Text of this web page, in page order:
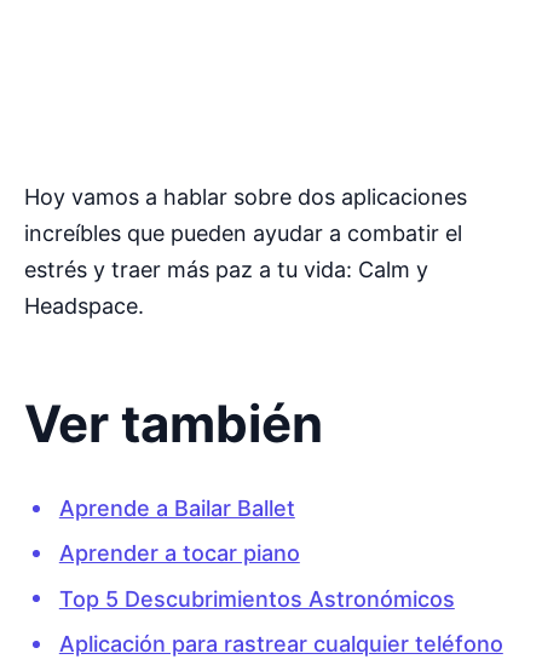
Hoy vamos a hablar sobre dos aplicaciones
increíbles que pueden ayudar a combatir el
estrés y traer más paz a tu vida: Calm y
Headspace.
Ver también
Aprende a Bailar Ballet
Aprender a tocar piano
Top 5 Descubrimientos Astronómicos
Aplicación para rastrear cualquier teléfono